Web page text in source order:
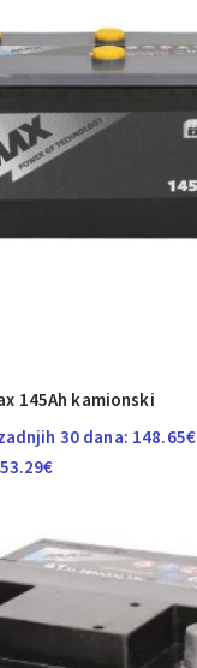
145Ah kamionski
30 dana: 148.65€
€